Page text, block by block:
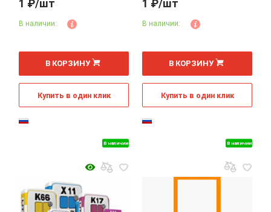
В наличии
1 ₽/шт
В наличии:
В КОРЗИНУ
Купить в один клик
В наличии
1 ₽/шт
В наличии:
В КОРЗИНУ
Купить в один клик